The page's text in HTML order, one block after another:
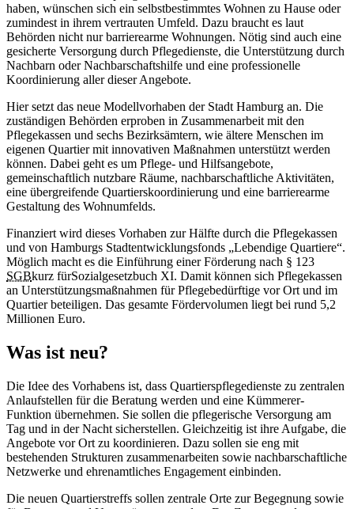
haben, wünschen sich ein selbstbestimmtes Wohnen zu Hause oder
zumindest in ihrem vertrauten Umfeld. Dazu braucht es laut
Behörden nicht nur barrierearme Wohnungen. Nötig sind auch eine
gesicherte Versorgung durch Pflegedienste, die Unterstützung durch
Nachbarn oder Nachbarschaftshilfe und eine professionelle
Koordinierung aller dieser Angebote.
Hier setzt das neue Modellvorhaben der Stadt Hamburg an. Die
zuständigen Behörden erproben in Zusammenarbeit mit den
Pflegekassen und sechs Bezirksämtern, wie ältere Menschen im
eigenen Quartier mit innovativen Maßnahmen unterstützt werden
können. Dabei geht es um Pflege- und Hilfsangebote,
gemeinschaftlich nutzbare Räume, nachbarschaftliche Aktivitäten,
eine übergreifende Quartierskoordinierung und eine barrierearme
Gestaltung des Wohnumfelds.
Finanziert wird dieses Vorhaben zur Hälfte durch die Pflegekassen
und von Hamburgs Stadtentwicklungsfonds „Lebendige Quartiere“.
Möglich macht es die Einführung einer Förderung nach § 123
SGBkurz fürSozialgesetzbuch XI. Damit können sich Pflegekassen
an Unterstützungsmaßnahmen für Pflegebedürftige vor Ort und im
Quartier beteiligen. Das gesamte Fördervolumen liegt bei rund 5,2
Millionen Euro.
Was ist neu?
Die Idee des Vorhabens ist, dass Quartierspflegedienste zu zentralen
Anlaufstellen für die Beratung werden und eine Kümmerer-
Funktion übernehmen. Sie sollen die pflegerische Versorgung am
Tag und in der Nacht sicherstellen. Gleichzeitig ist ihre Aufgabe, die
Angebote vor Ort zu koordinieren. Dazu sollen sie eng mit
bestehenden Strukturen zusammenarbeiten sowie nachbarschaftliche
Netzwerke und ehrenamtliches Engagement einbinden.
Die neuen Quartierstreffs sollen zentrale Orte zur Begegnung sowie